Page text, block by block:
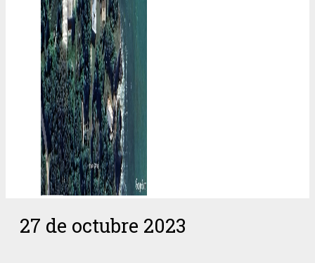
27 de octubre 2023